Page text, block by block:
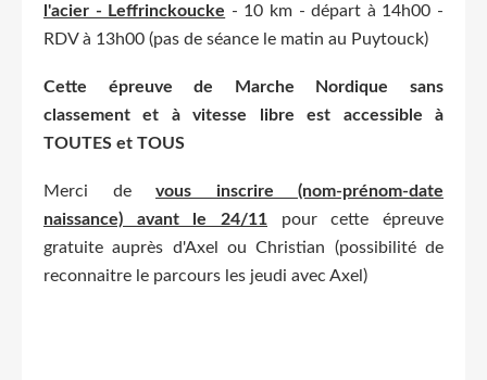
l'acier - Leffrinckoucke - 10 km - départ à 14h00 -
RDV à 13h00 (pas de séance le matin au Puytouck)
Cette épreuve de Marche Nordique sans
classement et à vitesse libre est accessible à
TOUTES et TOUS
Merci de vous inscrire (nom-prénom-date
naissance) avant le 24/11 pour cette épreuve
gratuite auprès d'Axel ou Christian (possibilité de
reconnaitre le parcours les jeudi avec Axel)